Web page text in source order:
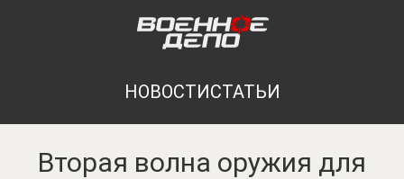
НОВОСТИСТАТЬИ
Вторая волна оружия для